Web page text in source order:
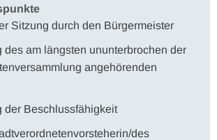
Sitzung durch den Bürgermeister
des am längsten ununterbrochen der
angehörenden
der Beschlussfähigkeit
des